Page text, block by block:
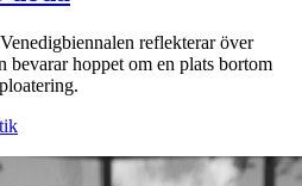
reflekterar över
bevarar hoppet om en plats bortom